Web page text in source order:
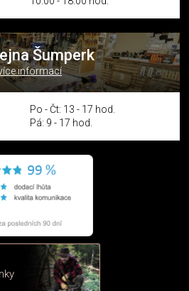
Šumperk
informací
Po - Čt: 13 - 17 hod.
Pá: 9 - 17 hod.